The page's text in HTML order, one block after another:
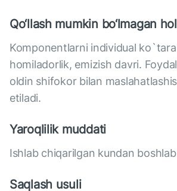
Qo‘llash mumkin bo‘lmagan
Komponentlarni individual
homiladorlik, emizish davri.
oldin shifokor bilan
etiladi.
Yaroqlilik muddati
Ishlab chiqarilgan kundan
Saqlash usuli